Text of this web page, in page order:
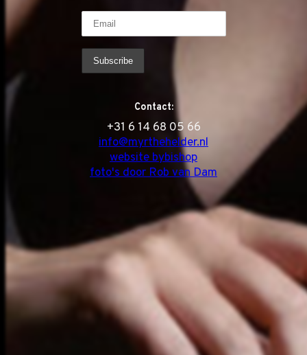
Contact:
‭+31 6 14 68 05 66
info@myrthehelder.nl
website bybishop
foto's door Rob van Dam